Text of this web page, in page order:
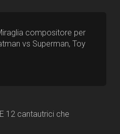
compositore per
vs Superman, Toy
12 cantautrici che